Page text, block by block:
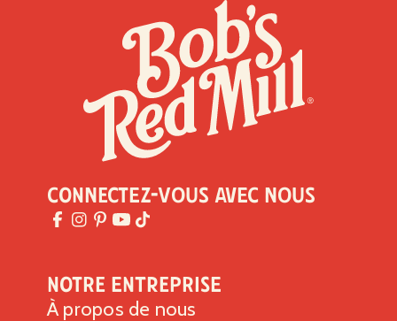
Notre entreprise
À propos de nous
Connectez-vous avec nous